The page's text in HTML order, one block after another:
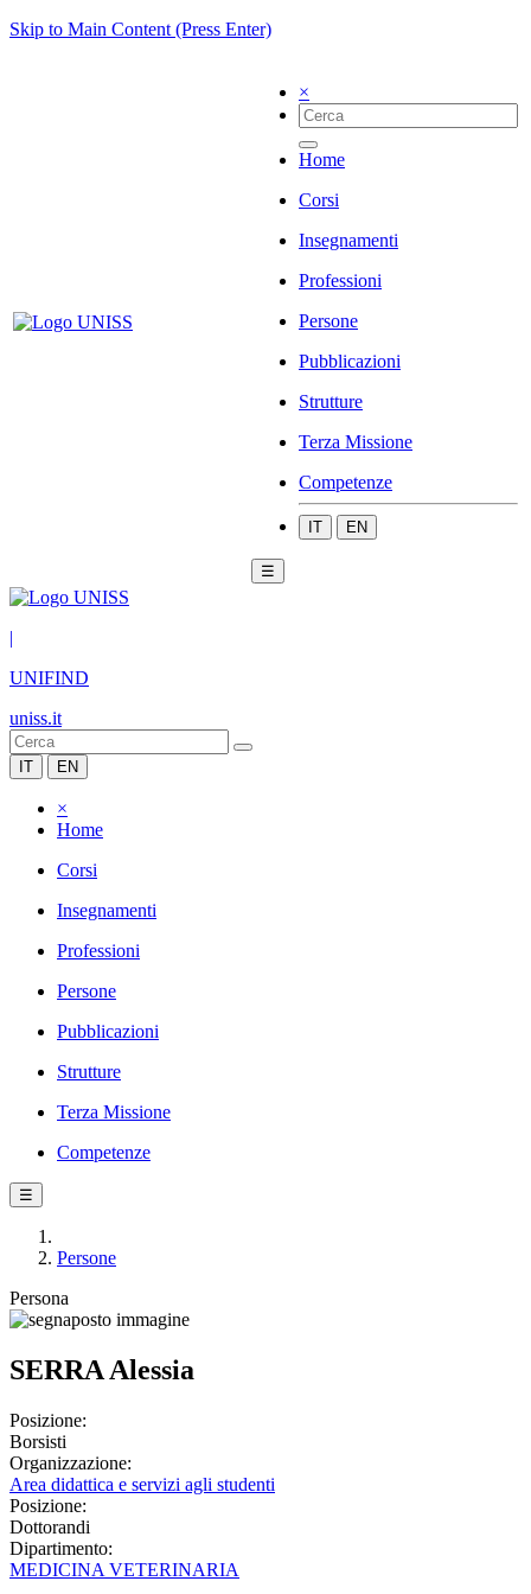
Skip to Main Content (Press Enter)
×
Home
Corsi
Insegnamenti
Professioni
Persone
Pubblicazioni
Strutture
Terza Missione
Competenze
IT EN
☰
|
UNIFIND
uniss.it
IT EN
×
Home
Corsi
Insegnamenti
Professioni
Persone
Pubblicazioni
Strutture
Terza Missione
Competenze
☰
Persone
Persona
SERRA Alessia
Posizione:
Borsisti
Organizzazione:
Area didattica e servizi agli studenti
Posizione:
Dottorandi
Dipartimento:
MEDICINA VETERINARIA